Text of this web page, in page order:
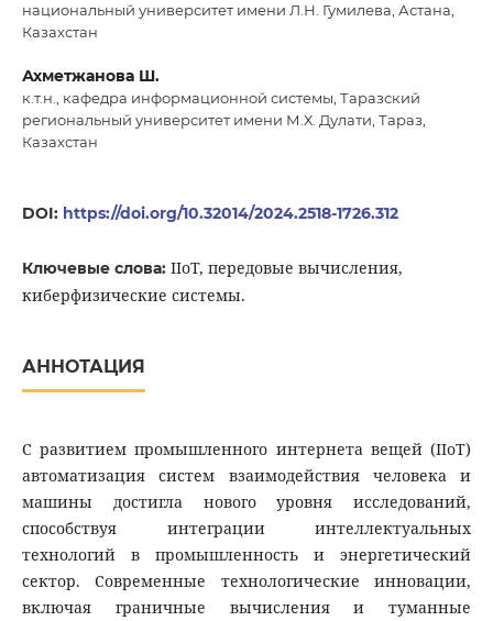
национальный университет имени Л.Н. Гумилева, Астана,
Казахстан
Ахметжанова Ш.
к.т.н., кафедра информационной системы, Таразский
региональный университет имени М.Х. Дулати, Тараз,
Казахстан
DOI: https://doi.org/10.32014/2024.2518-1726.312
Ключевые слова: IIоT, передовые вычисления,
киберфизические системы.
АННОТАЦИЯ
С развитием промышленного интернета вещей (IIoT)
автоматизация систем взаимодействия человека и
машины достигла нового уровня исследований,
способствуя интеграции интеллектуальных
технологий в промышленность и энергетический
сектор. Современные технологические инновации,
включая граничные вычисления и туманные